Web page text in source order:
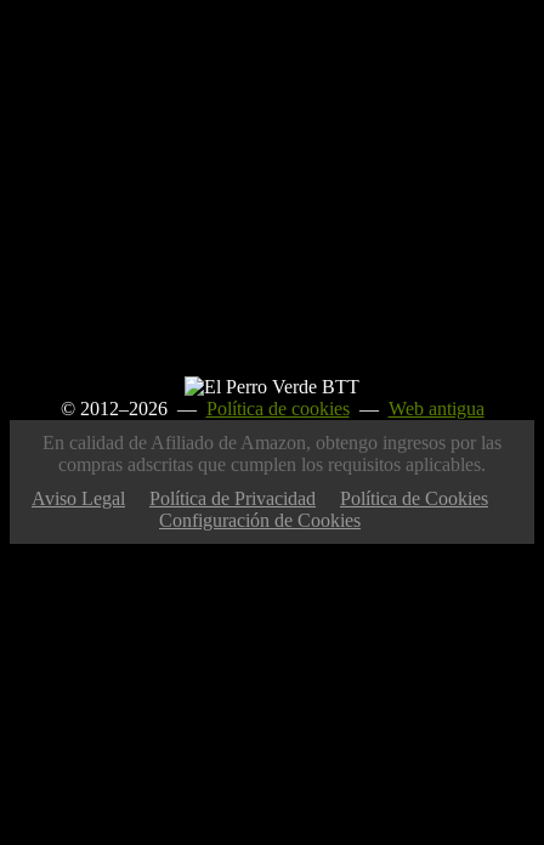
© 2012–2026 — Política de cookies— Web antigua
En calidad de Afiliado de Amazon, obtengo ingresos por las
compras adscritas que cumplen los requisitos aplicables.
Aviso Legal
Política de Privacidad
Política de Cookies
Configuración de Cookies